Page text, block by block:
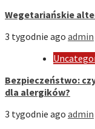
Wegetariańskie
3 tygodnie ago admin
Bezpieczeństwo:
dla alergików?
3 tygodnie ago admin